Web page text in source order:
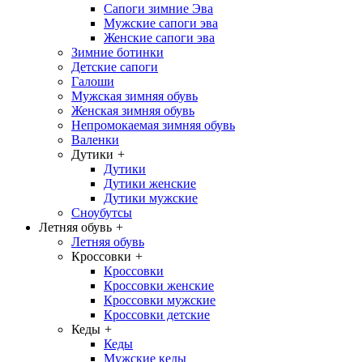
Сапоги зимние Эва
Мужские сапоги эва
Женские сапоги эва
Зимние ботинки
Детские сапоги
Галоши
Мужская зимняя обувь
Женская зимняя обувь
Непромокаемая зимняя обувь
Валенки
Дутики +
Дутики
Дутики женские
Дутики мужские
Сноубутсы
Летняя обувь +
Летняя обувь
Кроссовки +
Кроссовки
Кроссовки женские
Кроссовки мужские
Кроссовки детские
Кеды +
Кеды
Мужские кеды